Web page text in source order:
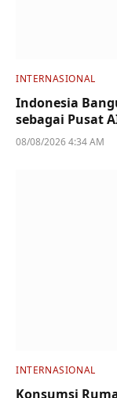
INTERNASIONAL
Indonesia
sebagai Pusat
08/08/2026 4:34 AM
INTERNASIONAL
Konsumsi